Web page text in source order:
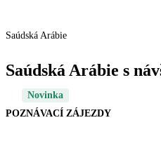
Saúdská Arábie
Saúdská Arábie s
Novinka
POZNÁVACÍ ZÁJEZDY